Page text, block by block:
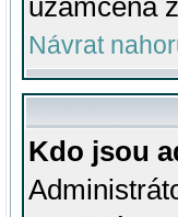
uzamčena
Návrat
Kdo jsou